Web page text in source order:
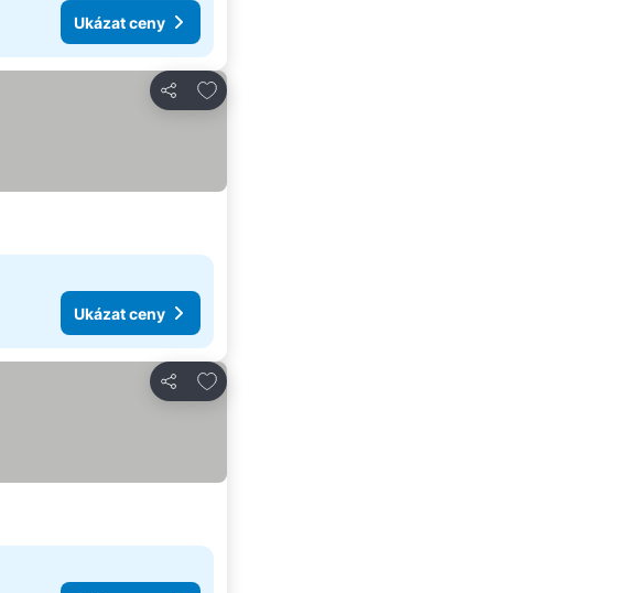
Ukázat ceny
Sdílet
Přidat na seznam oblíbených hotelů
Ukázat ceny
Sdílet
Přidat na seznam oblíbených hotelů